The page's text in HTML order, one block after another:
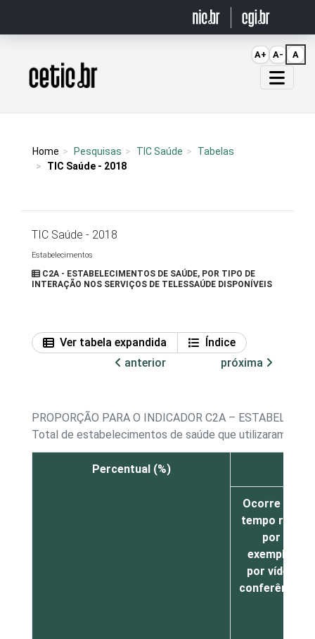
Página inicial
Home Pesquisas TIC Saúde
Tabelas
TIC Saúde - 2018
TIC Saúde - 2018
Estabelecimentos
C2A - ESTABELECIMENTOS DE SAÚDE, POR TIPO DE
INTERAÇÃO NOS SERVIÇOS DE TELESSAÚDE DISPONÍVEIS
Ver tabela expandida
Índice
anterior
próxima
PROPORÇÃO PARA O INDICADOR C2A –
Total de estabelecimentos de saúde que utilizaram a
Percentual (%)
Ocorre em
tempo real,
por
exemplo,
por vídeo
conferência
A+ A- A